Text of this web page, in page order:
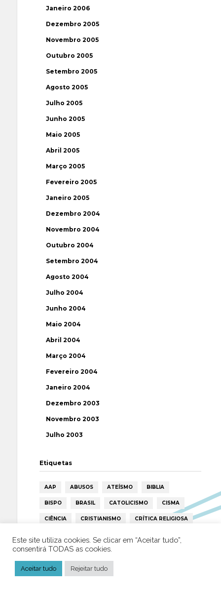
Janeiro 2006
Dezembro 2005
Novembro 2005
Outubro 2005
Setembro 2005
Agosto 2005
Julho 2005
Junho 2005
Maio 2005
Abril 2005
Março 2005
Fevereiro 2005
Janeiro 2005
Dezembro 2004
Novembro 2004
Outubro 2004
Setembro 2004
Agosto 2004
Julho 2004
Junho 2004
Maio 2004
Abril 2004
Março 2004
Fevereiro 2004
Janeiro 2004
Dezembro 2003
Novembro 2003
Julho 2003
Etiquetas
AAP ABUSOS ATEÍSMO BIBLIA
BISPO BRASIL CATOLICISMO CISMA
CIÊNCIA CRISTIANISMO CRÍTICA RELIGIOSA
ESPIRITISMO ESTATÍSTICAS
FÁTIMA HISTÓRIA
Este site utiliza cookies. Se clicar em “Aceitar tudo”,
consentirá TODAS as cookies.
Aceitar tudo Rejeitar tudo